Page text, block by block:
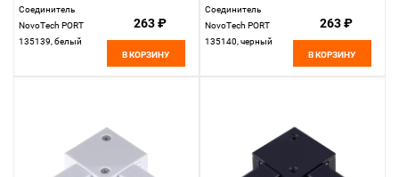
Соединитель
NovoTech PORT
135139, белый
263 ₽
В КОРЗИНУ
Соединитель
NovoTech PORT
135140, черный
263 ₽
В КОРЗИНУ